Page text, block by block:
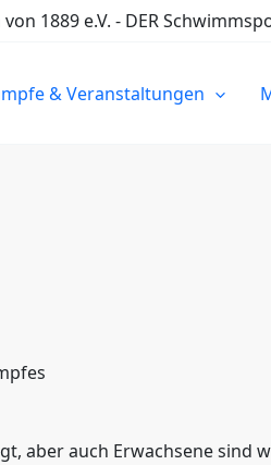
1889 e.V. - DER
& Veranstaltungen
aber auch Erwachsene sind